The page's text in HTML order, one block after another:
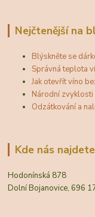
Nejčtenější na
Blýskněte se
Správná teplota
Jak otevřít víno
Národní zvyklosti
Odzátkování a
Kde nás najdete
Hodonínská 878
Dolní Bojanovice, 696